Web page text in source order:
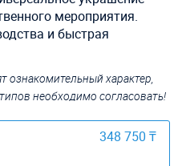
мероприятия.
и быстрая
характер,
необходимо согласовать!
348 750 ₸